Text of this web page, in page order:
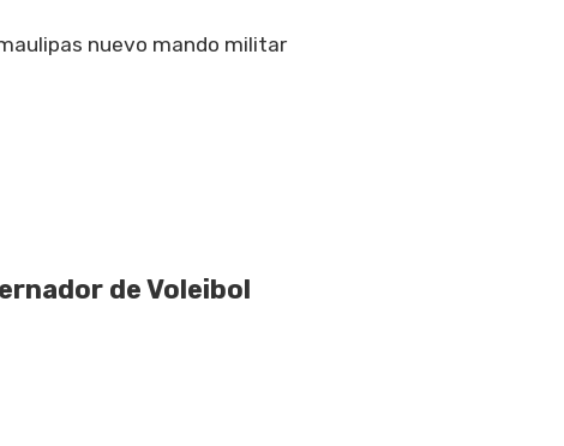
nuevo mando militar
de Voleibol